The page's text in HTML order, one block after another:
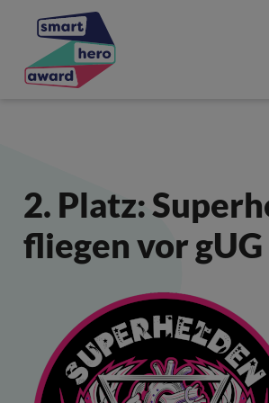
2. Platz:
fliegen vor gUG